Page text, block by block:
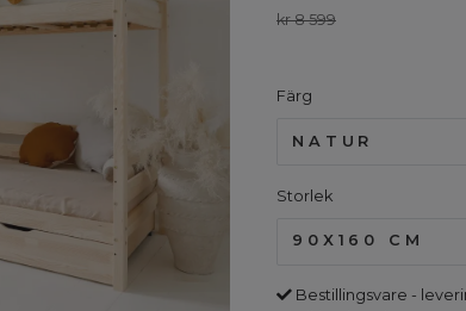
kr 8 599
Färg
NATUR
Storlek
90X160 CM
Bestillingsvare -